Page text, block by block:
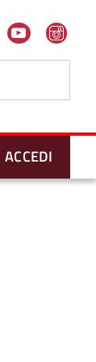
Youtube
ACCEDI